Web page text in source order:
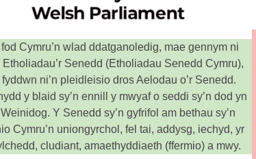
Cymru’n wlad ddatganoledig, mae gennym ni
Etholiadau’r Senedd (Etholiadau Senedd Cymru),
ni’n pleidleisio dros Aelodau o’r Senedd.
y blaid sy’n ennill y mwyaf o seddi sy’n dod yn
Y Senedd sy’n gyfrifol am bethau sy’n
Cymru’n uniongyrchol, fel tai, addysg, iechyd, yr
cludiant, amaethyddiaeth (ffermio) a mwy.